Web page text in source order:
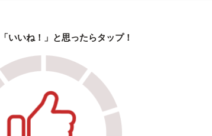
いいね！」と思ったらタップ！